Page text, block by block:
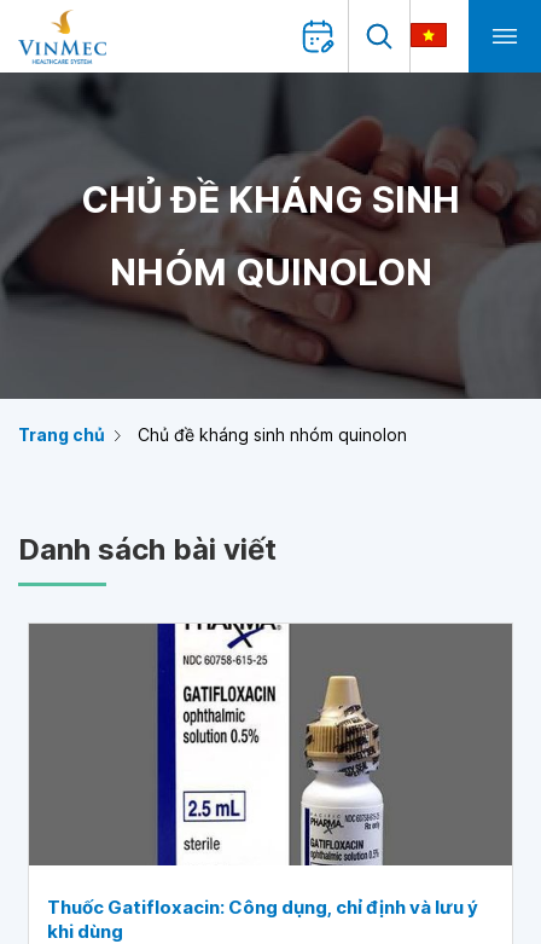
CHỦ ĐỀ KHÁNG SINH
NHÓM QUINOLON
Trang chủ Chủ đề kháng sinh nhóm quinolon
Danh sách bài viết
Thuốc Gatifloxacin: Công dụng, chỉ định và lưu ý
khi dùng